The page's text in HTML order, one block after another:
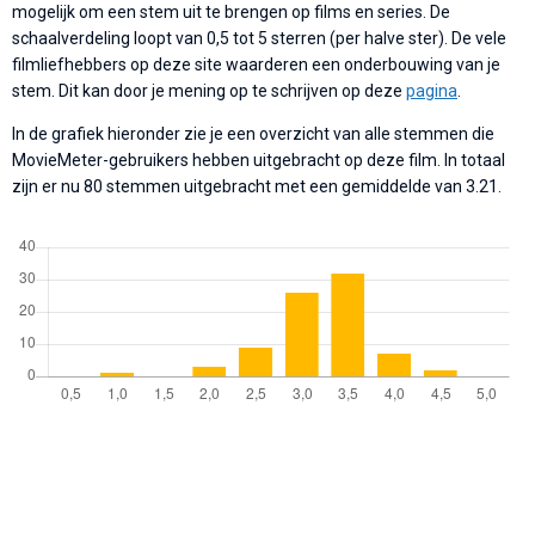
mogelijk om een stem uit te brengen op films en series. De
schaalverdeling loopt van 0,5 tot 5 sterren (per halve ster). De vele
filmliefhebbers op deze site waarderen een onderbouwing van je
stem. Dit kan door je mening op te schrijven op deze pagina
In de grafiek hieronder zie je een overzicht van alle stemmen die
MovieMeter-gebruikers hebben uitgebracht op deze film. In totaal
zijn er nu 80 stemmen uitgebracht met een gemiddelde van 3.21.